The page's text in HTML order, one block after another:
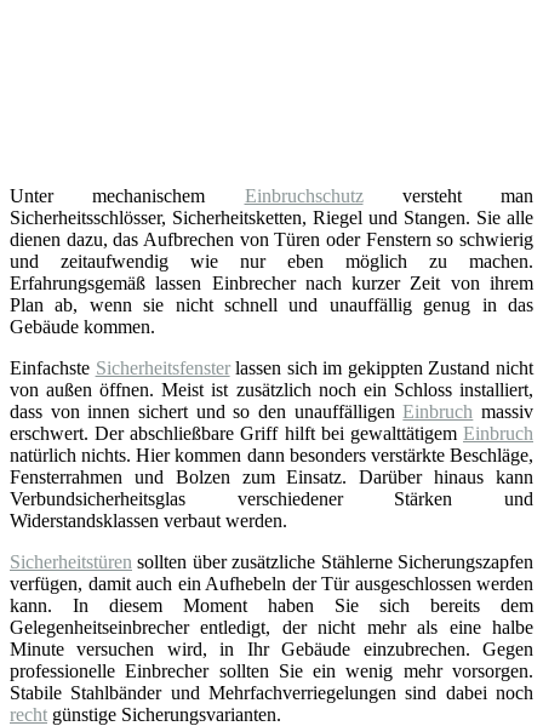
Unter mechanischem Einbruchschutzversteht man
Sicherheitsschlösser, Sicherheitsketten, Riegel und Stangen. Sie alle
dienen dazu, das Aufbrechen von Türen oder Fenstern so schwierig
und zeitaufwendig wie nur eben möglich zu machen.
Erfahrungsgemäß lassen Einbrecher nach kurzer Zeit von ihrem
Plan ab, wenn sie nicht schnell und unauffällig genug in das
Gebäude kommen.
Einfachste Sicherheitsfensterlassen sich im gekippten Zustand nicht
von außen öffnen. Meist ist zusätzlich noch ein Schloss installiert,
dass von innen sichert und so den unauffälligenEinbruch massiv
erschwert. Der abschließbare Griff hilft bei gewalttätigem Einbruch
natürlich nichts. Hier kommen dann besonders verstärkte Beschläge,
Fensterrahmen und Bolzen zum Einsatz. Darüber hinaus kann
Verbundsicherheitsglas verschiedener Stärken und
Widerstandsklassen verbaut werden.
Sicherheitstüren sollten über zusätzliche Stählerne Sicherungszapfen
verfügen, damit auch ein Aufhebeln der Tür ausgeschlossen werden
kann. In diesem Moment haben Sie sich bereits dem
Gelegenheitseinbrecher entledigt, der nicht mehr als eine halbe
Minute versuchen wird, in Ihr Gebäude einzubrechen. Gegen
professionelle Einbrecher sollten Sie ein wenig mehr vorsorgen.
Stabile Stahlbänder und Mehrfachverriegelungen sind dabei noch
recht günstige Sicherungsvarianten.